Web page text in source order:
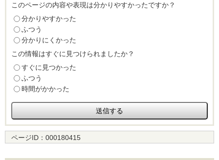
このページの内容や表現は分かりやすかったですか？
分かりやすかった
ふつう
分かりにくかった
この情報はすぐに見つけられましたか？
すぐに見つかった
ふつう
時間がかかった
ページID： 000180415